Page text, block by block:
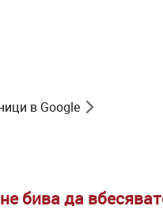
в Google
бива да